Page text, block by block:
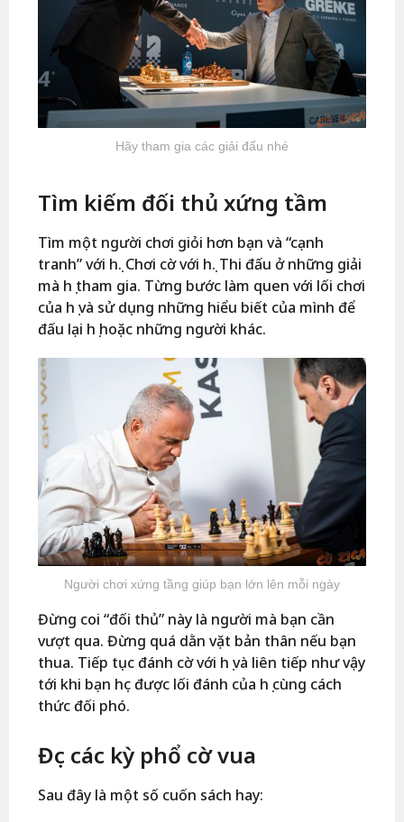
Hãy tham gia các giải đấu nhé
Tìm kiếm đối thủ xứng tầm
Tìm một người chơi giỏi hơn bạn và “cạnh
tranh” với họ. Chơi cờ với họ. Thi đấu ở những giải
mà họ tham gia. Từng bước làm quen với lối chơi
của họ và sử dụng những hiểu biết của mình để
đấu lại họ hoặc những người khác.
Người chơi xứng tầng giúp bạn lớn lên mỗi ngày
Đừng coi “đối thủ” này là người mà bạn cần
vượt qua. Đừng quá dằn vặt bản thân nếu bạn
thua. Tiếp tục đánh cờ với họ và liên tiếp như vậy
tới khi bạn học được lối đánh của họ cùng cách
thức đối phó.
Đọc các kỳ phổ cờ vua
Sau đây là một số cuốn sách hay: